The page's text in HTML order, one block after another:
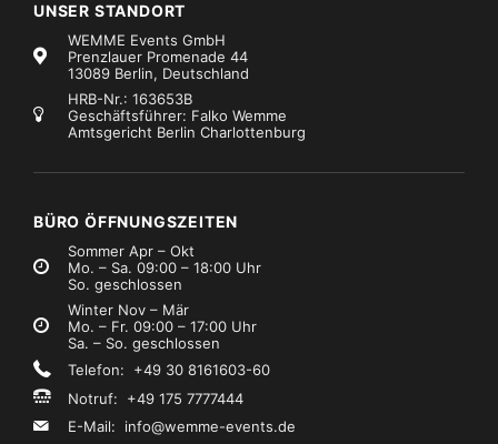
UNSER STANDORT
WEMME Events GmbH
Prenzlauer Promenade 44
13089 Berlin, Deutschland
HRB-Nr.: 163653B
Geschäftsführer: Falko Wemme
Amtsgericht Berlin Charlottenburg
BÜRO ÖFFNUNGSZEITEN
Sommer Apr – Okt
Mo. – Sa. 09:00 – 18:00 Uhr
So. geschlossen
Winter Nov – Mär
Mo. – Fr. 09:00 – 17:00 Uhr
Sa. – So. geschlossen
Telefon: +49 30 8161603-60
Notruf: +49 175 7777444
E-Mail: info@wemme-events.de